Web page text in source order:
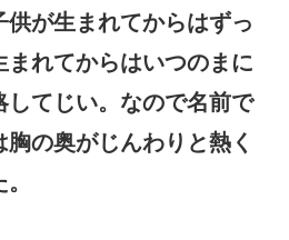
が生まれてからはずっ
まれてからはいつのまに
してじい。なので名前で
の奥がじんわりと熱く